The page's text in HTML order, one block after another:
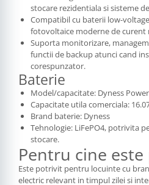
stocare rezidentiala si sisteme
Compatibil cu baterii low-
fotovoltaice moderne de curent
Suporta monitorizare,
functii de backup atunci cand
corespunzator.
Baterie
Model/capacitate: Dyness
Capacitate utila comerciala:
Brand baterie: Dyness
Tehnologie: LiFePO4, potrivita
stocare.
Pentru cine
Este potrivit pentru locuinte cu
electric relevant in timpul zilei si